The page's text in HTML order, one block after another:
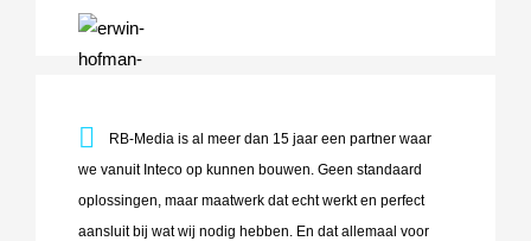
RB-Media is al meer dan 15 jaar een partner waar
we vanuit Inteco op kunnen bouwen. Geen standaard
oplossingen, maar maatwerk dat echt werkt en perfect
aansluit bij wat wij nodig hebben. En dat allemaal voor
RB-Media is al meer dan 15 jaar een partner waar we